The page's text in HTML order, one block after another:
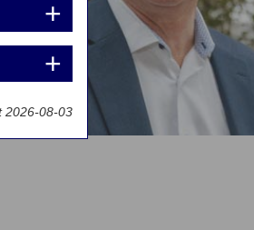
Endre eller fullfør private lånesøknader
Mine lånesøknader
2026-08-03